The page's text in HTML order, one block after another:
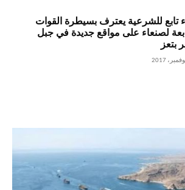
تابع للشرعية يعترف بسيطرة القوات
لصنعاء على مواقع جديدة في جبل
بتعز